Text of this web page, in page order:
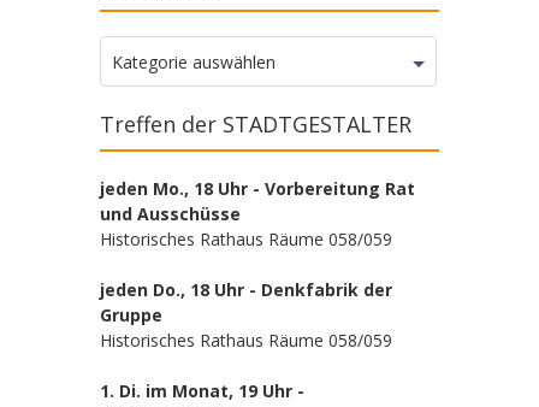
Kategorien
Kategorie auswählen
Treffen der STADTGESTALTER
jeden Mo., 18 Uhr - Vorbereitung Rat
und Ausschüsse
Historisches Rathaus Räume 058/059
jeden Do., 18 Uhr - Denkfabrik der
Gruppe
Historisches Rathaus Räume 058/059
1. Di. im Monat, 19 Uhr -